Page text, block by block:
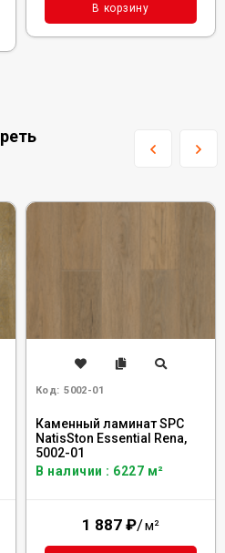
В корзину
Код: 5002-01
Каменный ламинат SPC
NatisSton Essential Rena,
5002-01
В наличии : 6227 м²
1 887 ₽/м²